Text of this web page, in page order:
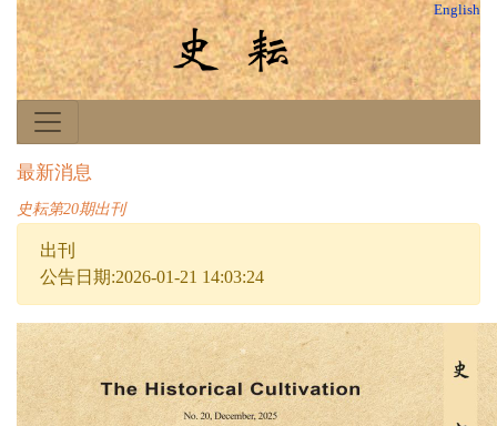
English
最新消息
史耘第20期出刊
出刊
公告日期:2026-01-21 14:03:24